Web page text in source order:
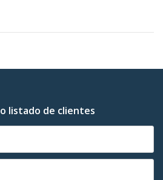
listado de clientes